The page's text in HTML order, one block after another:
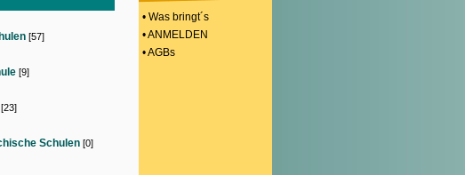
[57]
[9]
[23]
Schulen [0]
• Was bringt´s
• ANMELDEN
• AGBs